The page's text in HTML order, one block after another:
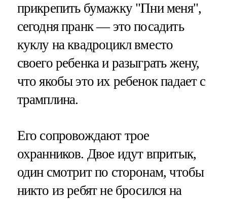
прикрепить бумажку "Пни меня",
сегодня пранк — это посадить
куклу на квадроцикл вместо
своего ребенка и разыграть жену,
что якобы это их ребенок падает с
трамплина.
Его сопровождают трое
охранников. Двое идут впритык,
один смотрит по сторонам, чтобы
никто из ребят не бросился на